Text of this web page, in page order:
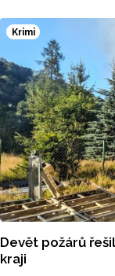
městě, jsou na
depozitáři.
Krimi
Devět požárů
kraji